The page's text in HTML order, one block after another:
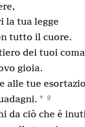
la tua legge
tutto il cuore.
dei tuoi
gioia.
alle tue
* g
da ciò che è